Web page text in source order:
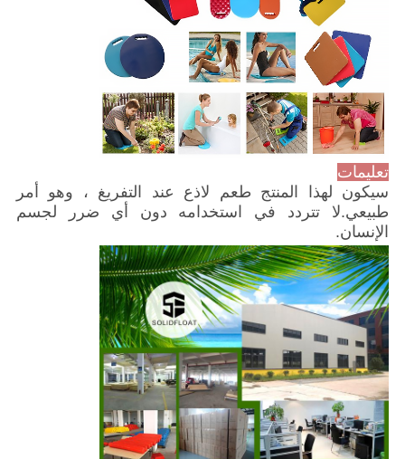
تعليمات
سيكون لهذا المنتج طعم لاذع عند التفريغ ، وهو أمر
طبيعي.لا تتردد في استخدامه دون أي ضرر لجسم
الإنسان.